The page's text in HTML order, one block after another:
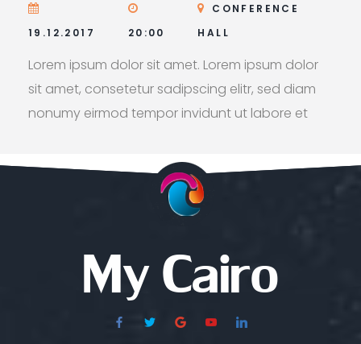
19.12.2017 20:00
CONFERENCE
HALL
Lorem ipsum dolor sit amet. Lorem ipsum dolor
sit amet, consetetur sadipscing elitr, sed diam
nonumy eirmod tempor invidunt ut labore et
voluptua. At vero eos et accusam et justo duo